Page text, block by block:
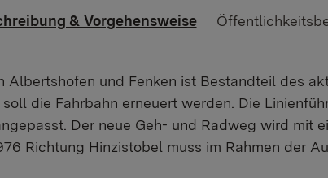
& Vorgehensweise
Albertshofen und Fenken ist Bestandteil des
die Fahrbahn erneuert werden. Die
Der neue Geh- und Radweg wird mit
Richtung Hinzistobel muss im Rahmen der